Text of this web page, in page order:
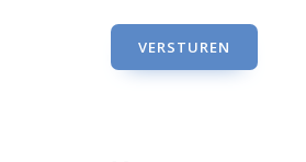
VERSTUREN